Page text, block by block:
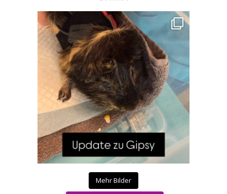
Mehr Bilder